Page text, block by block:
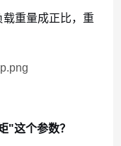
重量成正比，重
"这个参数？